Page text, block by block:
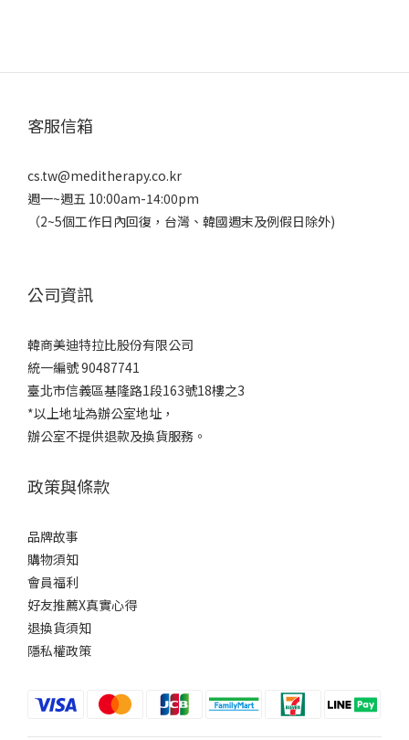
客服信箱
cs.tw@meditherapy.co.kr
週一~週五 10:00am-14:00pm
（2~5個工作日內回復，台灣、韓國週末及例假日除外)
公司資訊
韓商美迪特拉比股份有限公司
統一編號 90487741
臺北市信義區基隆路1段163號18樓之3
*以上地址為辦公室地址，
辦公室不提供退款及換貨服務。
政策與條款
品牌故事
購物須知
會員福利
好友推薦X真實心得
退換貨須知
隱私權政策